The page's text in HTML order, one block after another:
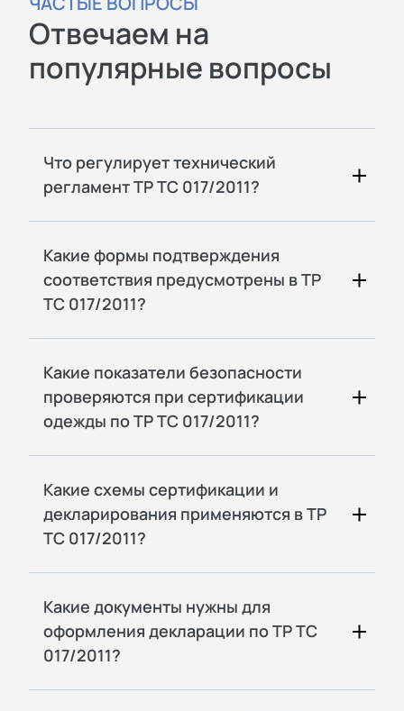
Отвечаем на
популярные вопросы
Что регулирует технический
регламент ТР ТС 017/2011?
Какие формы подтверждения
соответствия предусмотрены в ТР
ТС 017/2011?
Какие показатели безопасности
проверяются при сертификации
одежды по ТР ТС 017/2011?
Какие схемы сертификации и
декларирования применяются в ТР
ТС 017/2011?
Какие документы нужны для
оформления декларации по ТР ТС
017/2011?